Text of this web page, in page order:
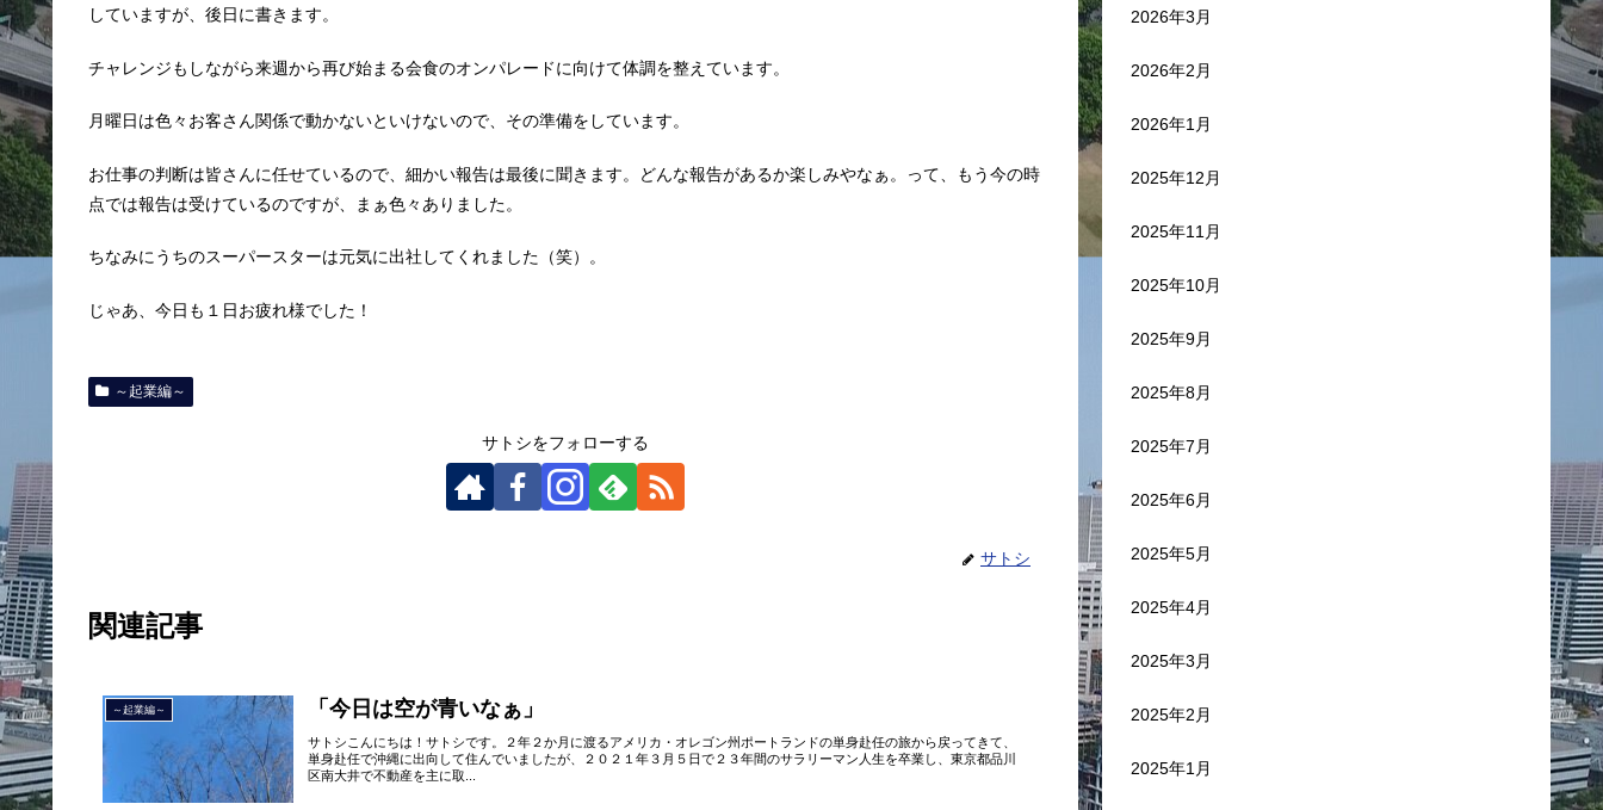
していますが、後日に書きます。
チャレンジもしながら来週から再び始まる会食のオンパレードに向けて体調を整えています。
月曜日は色々お客さん関係で動かないといけないので、その準備をしています。
お仕事の判断は皆さんに任せているので、細かい報告は最後に聞きます。どんな報告があるか楽しみやなぁ。って、もう今の時
点では報告は受けているのですが、まぁ色々ありました。
ちなみにうちのスーパースターは元気に出社してくれました（笑）。
じゃあ、今日も１日お疲れ様でした！
～起業編～
サトシをフォローする
サトシ
関連記事
～起業編～ 「今日は空が青いなぁ」
サトシこんにちは！サトシです。２年２か月に渡るアメリカ・オレゴン州ポートランドの単身赴任の旅から戻ってきて、
単身赴任で沖縄に出向して住んでいましたが、２０２１年３月５日で２３年間のサラリーマン人生を卒業し、東京都品川
区南大井で不動産を主に取...
2026年3月
2026年2月
2026年1月
2025年12月
2025年11月
2025年10月
2025年9月
2025年8月
2025年7月
2025年6月
2025年5月
2025年4月
2025年3月
2025年2月
2025年1月